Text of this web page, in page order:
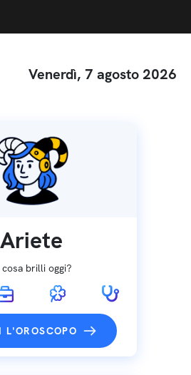
Venerdì, 7 agosto 2026
Ariete
cosa brilli oggi?
L'OROSCOPO